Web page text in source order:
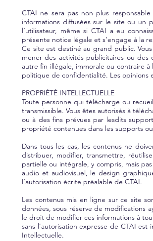
CTAI ne sera pas non plus
informations diffusées sur le site ou un
l’utilisateur, même si CTAI a eu
présente notice légale et s’engage à la
Ce site est destiné au grand public.
mener des activités publicitaires ou
autre fin illégale, immorale ou contraire
politique de confidentialité. Les opinions
PROPRIÉTÉ INTELLECTUELLE
Toute personne qui télécharge ou
transmissible. Vous êtes autorisés à
ou à des fins prévues par lesdits
propriété contenues dans les supports
Dans tous les cas, les contenus ne
distribuer, modifier, transmettre,
partielle ou intégrale, y compris, mais
audio et audiovisuel, le design
l’autorisation écrite préalable de CTAI.
Les contenus mis en ligne sur ce site
données, sous réserve de modifications
le droit de modifier ces informations à
sans l’autorisation expresse de CTAI
Intellectuelle.